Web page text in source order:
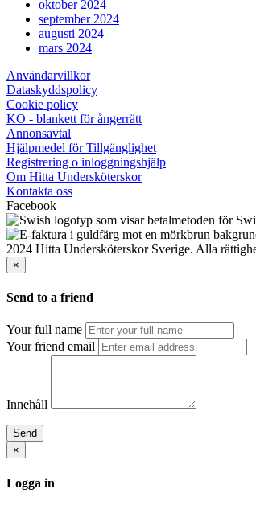
oktober 2024
september 2024
augusti 2024
mars 2024
Användarvillkor
Dataskyddspolicy
Cookie policy
KO - blankett för ångerrätt
Annonsavtal
Hjälpmedel för Tillgänglighet
Registrering o inloggningshjälp
Om Hitta Undersköterskor
Kontakta oss
Facebook
2024 Hitta Undersköterskor Sverige. Alla
×
Send to a friend
Your full name
Your friend email
Innehåll
Send
×
Logga in